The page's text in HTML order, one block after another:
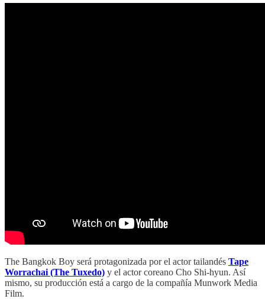
The Bangkok Boy será protagonizada por el actor tailandés Tape
Worrachai (The Tuxedo) y el actor coreano Cho Shi-hyun. Así
mismo, su producción está a cargo de la compañía Munwork Media
Film.